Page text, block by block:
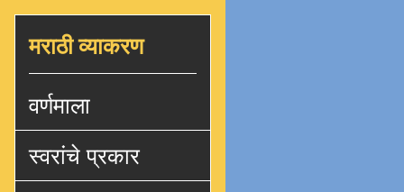
मराठी व्याकरण
वर्णमाला
स्वरांचे प्रकार